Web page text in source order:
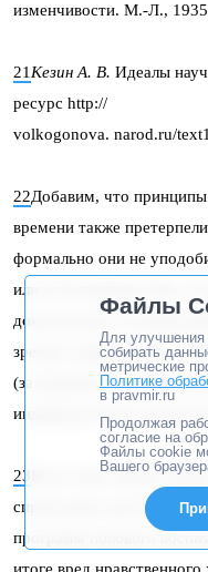
изменчивости. М.-Л.,
21 Кезин А. В. Идеалы
ресурс http://
volkogonova. narod.ru/
22Добавим, что
времени также
формально они не
или естественных наук,
доказательности,
зрения современного
(за редкими
индивидуальные
23
Коль скоро
справедливо протестует
программ полового
итоге вред
Файлы
Для улучшения
собирать
метрические
Политике
в pravmir.ru
Продолжая
согласие на
Файлы cookie
Вашего